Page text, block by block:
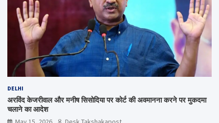
DELHI
अरविंद केजरीवाल और मनीष सिसोदिया पर कोर्ट की अवमानना करने पर मुकदमा
चलाने का आदेश